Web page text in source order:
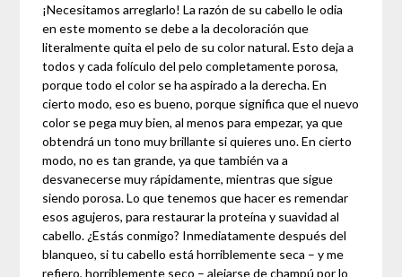
¡Necesitamos arreglarlo! La razón de su cabello le odia
en este momento se debe a la decoloración que
literalmente quita el pelo de su color natural. Esto deja a
todos y cada folículo del pelo completamente porosa,
porque todo el color se ha aspirado a la derecha. En
cierto modo, eso es bueno, porque significa que el nuevo
color se pega muy bien, al menos para empezar, ya que
obtendrá un tono muy brillante si quieres uno. En cierto
modo, no es tan grande, ya que también va a
desvanecerse muy rápidamente, mientras que sigue
siendo porosa. Lo que tenemos que hacer es remendar
esos agujeros, para restaurar la proteína y suavidad al
cabello. ¿Estás conmigo? Inmediatamente después del
blanqueo, si tu cabello está horriblemente seca – y me
refiero, horriblemente seco – alejarse de champú por lo